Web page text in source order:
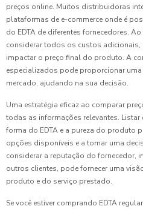
preços online. Muitos distribuidoras
plataformas de e-commerce onde é
do EDTA de diferentes fornecedores.
considerar todos os custos
impactar o preço final do produto. A
especializados pode proporcionar
mercado, ajudando na sua decisão.
Uma estratégia eficaz ao comparar
todas as informações relevantes. Listar
forma do EDTA e a pureza do produto
opções disponíveis e a tomar uma
considerar a reputação do fornecedor,
outros clientes, pode fornecer uma
produto e do serviço prestado.
Se você estiver comprando EDTA